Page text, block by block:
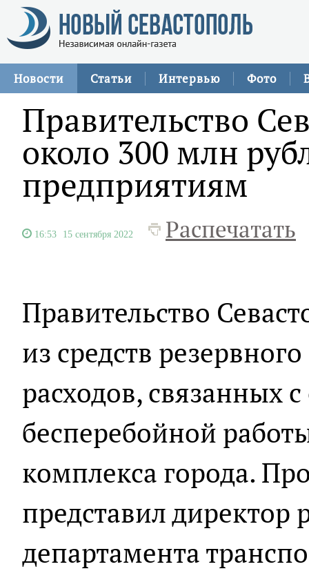
Новости Статьи Интервью Фото
Правительство
около 300 млн
предприятиям
16:53 15 сентября 2022 Распечатать
Правительство
из средств
расходов, связанных
бесперебойной
комплекса города.
представил директор
департамента